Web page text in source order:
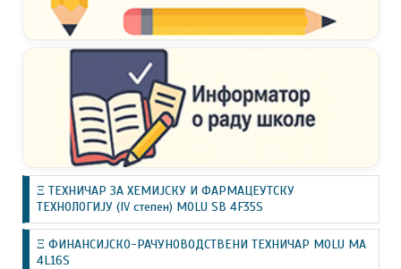
Ξ ТЕХНИЧАР ЗА ХЕМИЈСКУ И ФАРМАЦЕУТСКУ
ТЕХНОЛОГИЈУ (IV степен) MOLU SB 4F35S
Ξ ФИНАНСИЈСКО-РАЧУНОВОДСТВЕНИ ТЕХНИЧАР MOLU MA
4L16S